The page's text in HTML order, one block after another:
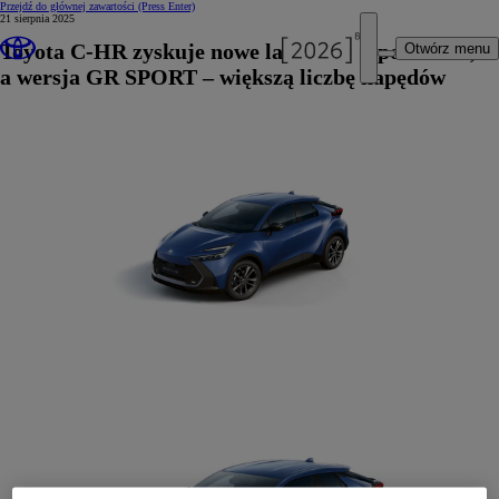
Przejdź do głównej zawartości (Press Enter)
Otwórz menu
21 sierpnia 2025
Toyota C-HR zyskuje nowe lakiery i wyposażenie,
a wersja GR SPORT – większą liczbę napędów